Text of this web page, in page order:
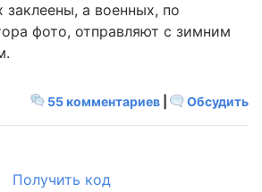
а военных, по
фото, отправляют с зимним
55 комментариев Обсудить
Получить код